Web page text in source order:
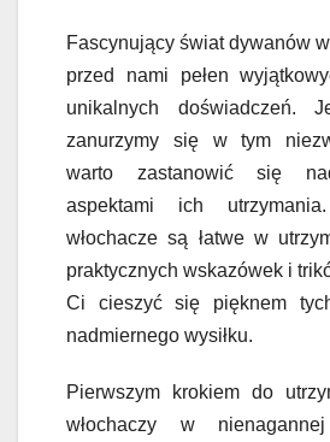
Fascynujący świat dywanów
przed nami pełen
unikalnych doświadczeń.
zanurzymy się w tym
warto zastanowić się
aspektami ich
włochacze są łatwe w
praktycznych wskazówek i
Ci cieszyć się pięknem
nadmiernego wysiłku.
Pierwszym krokiem do
włochaczy w